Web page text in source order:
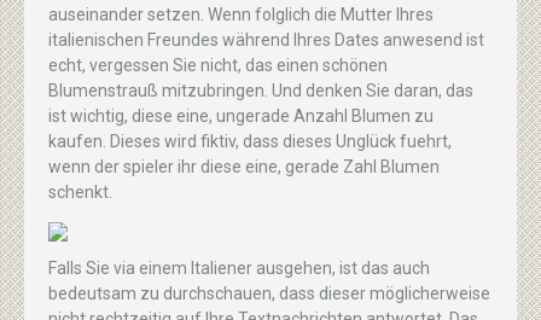
auseinander setzen. Wenn folglich die Mutter Ihres
italienischen Freundes während Ihres Dates anwesend ist
echt, vergessen Sie nicht, das einen schönen
Blumenstrauß mitzubringen. Und denken Sie daran, das
ist wichtig, diese eine, ungerade Anzahl Blumen zu
kaufen. Dieses wird fiktiv, dass dieses Unglück fuehrt,
wenn der spieler ihr diese eine, gerade Zahl Blumen
schenkt.
Falls Sie via einem Italiener ausgehen, ist das auch
bedeutsam zu durchschauen, dass dieser möglicherweise